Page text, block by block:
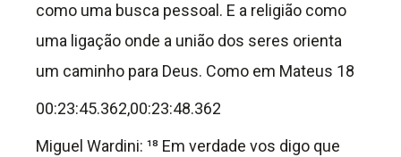
como uma busca pessoal. E a religião como
uma ligação onde a união dos seres orienta
um caminho para Deus. Como em Mateus 18
00:23:45.362,00:23:48.362
Miguel Wardini: ¹⁸ Em verdade vos digo que